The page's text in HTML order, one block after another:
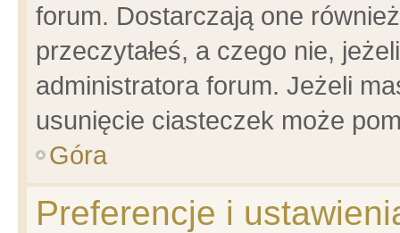
forum. Dostarczają one
przeczytałeś, a czego nie,
administratora forum. Jeżeli
usunięcie ciasteczek może
Góra
Preferencje i